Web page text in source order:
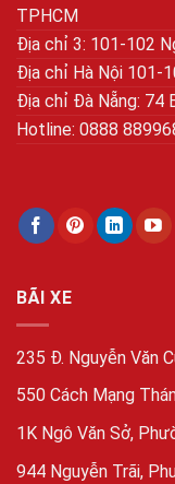
TPHCM
Địa chỉ 3: 101-102
Địa chỉ Hà Nội 101-
Địa chỉ Đà Nẵng: 74
Hotline: 0888
BÃI XE
235 Đ. Nguyễn Văn
550 Cách Mạng
1K Ngô Văn Sở,
944 Nguyễn Trãi,